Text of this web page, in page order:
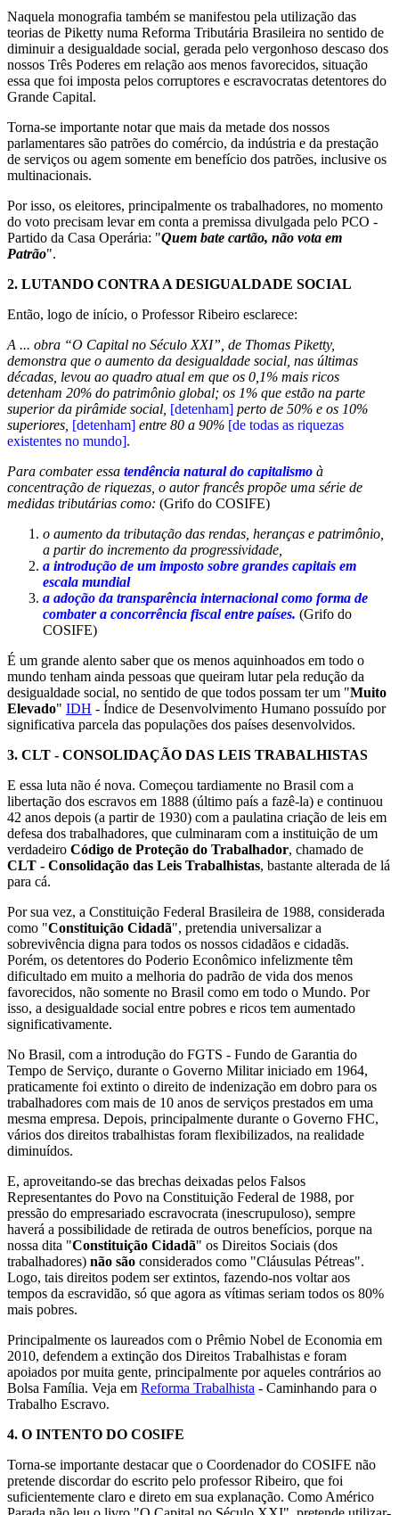
Naquela monografia também se manifestou pela utilização das
teorias de Piketty numa Reforma Tributária Brasileira no sentido de
diminuir a desigualdade social, gerada pelo vergonhoso descaso dos
nossos Três Poderes em relação aos menos favorecidos, situação
essa que foi imposta pelos corruptores e escravocratas detentores do
Grande Capital.
Torna-se importante notar que mais da metade dos nossos
parlamentares são patrões do comércio, da indústria e da prestação
de serviços ou agem somente em benefício dos patrões, inclusive os
multinacionais.
Por isso, os eleitores, principalmente os trabalhadores, no momento
do voto precisam levar em conta a premissa divulgada pelo PCO -
Partido da Casa Operária: "Quem bate cartão, não vota em
Patrão".
2. LUTANDO CONTRA A DESIGUALDADE SOCIAL
Então, logo de início, o Professor Ribeiro esclarece:
A ... obra “O Capital no Século XXI”, de Thomas Piketty,
demonstra que o aumento da desigualdade social, nas últimas
décadas, levou ao quadro atual em que os 0,1% mais ricos
detenham 20% do patrimônio global; os 1% que estão na parte
superior da pirâmide social, [detenham] perto de 50% e os 10%
superiores, [detenham] entre 80 a 90% [de todas as riquezas
existentes no mundo].
Para combater essa tendência natural do capitalismo à
concentração de riquezas, o autor francês propõe uma série de
medidas tributárias como: (Grifo do COSIFE)
o aumento da tributação das rendas, heranças e patrimônio,
a partir do incremento da progressividade,
a introdução de um imposto sobre grandes capitais em
escala mundial
a adoção da transparência internacional como forma de
combater a concorrência fiscal entre países. (Grifo do
COSIFE)
É um grande alento saber que os menos aquinhoados em todo o
mundo tenham ainda pessoas que queiram lutar pela redução da
desigualdade social, no sentido de que todos possam ter um "Muito
Elevado" IDH - Índice de Desenvolvimento Humano possuído por
significativa parcela das populações dos países desenvolvidos.
3. CLT - CONSOLIDAÇÃO DAS LEIS TRABALHISTAS
E essa luta não é nova. Começou tardiamente no Brasil com a
libertação dos escravos em 1888 (último país a fazê-la) e continuou
42 anos depois (a partir de 1930) com a paulatina criação de leis em
defesa dos trabalhadores, que culminaram com a instituição de um
verdadeiro Código de Proteção do Trabalhador, chamado de
CLT - Consolidação das Leis Trabalhistas, bastante alterada de lá
para cá.
Por sua vez, a Constituição Federal Brasileira de 1988, considerada
como "Constituição Cidadã", pretendia universalizar a
sobrevivência digna para todos os nossos cidadãos e cidadãs.
Porém, os detentores do Poderio Econômico infelizmente têm
dificultado em muito a melhoria do padrão de vida dos menos
favorecidos, não somente no Brasil como em todo o Mundo. Por
isso, a desigualdade social entre pobres e ricos tem aumentado
significativamente.
No Brasil, com a introdução do FGTS - Fundo de Garantia do
Tempo de Serviço, durante o Governo Militar iniciado em 1964,
praticamente foi extinto o direito de indenização em dobro para os
trabalhadores com mais de 10 anos de serviços prestados em uma
mesma empresa. Depois, principalmente durante o Governo FHC,
vários dos direitos trabalhistas foram flexibilizados, na realidade
diminuídos.
E, aproveitando-se das brechas deixadas pelos Falsos
Representantes do Povo na Constituição Federal de 1988, por
pressão do empresariado escravocrata (inescrupuloso), sempre
haverá a possibilidade de retirada de outros benefícios, porque na
nossa dita "Constituição Cidadã" os Direitos Sociais (dos
trabalhadores) não são considerados como "Cláusulas Pétreas".
Logo, tais direitos podem ser extintos, fazendo-nos voltar aos
tempos da escravidão, só que agora as vítimas seriam todos os 80%
mais pobres.
Principalmente os laureados com o Prêmio Nobel de Economia em
2010, defendem a extinção dos Direitos Trabalhistas e foram
apoiados por muita gente, principalmente por aqueles contrários ao
Bolsa Família. Veja em Reforma Trabalhista - Caminhando para o
Trabalho Escravo.
4. O INTENTO DO COSIFE
Torna-se importante destacar que o Coordenador do COSIFE não
pretende discordar do escrito pelo professor Ribeiro, que foi
suficientemente claro e direto em sua explanação. Como Américo